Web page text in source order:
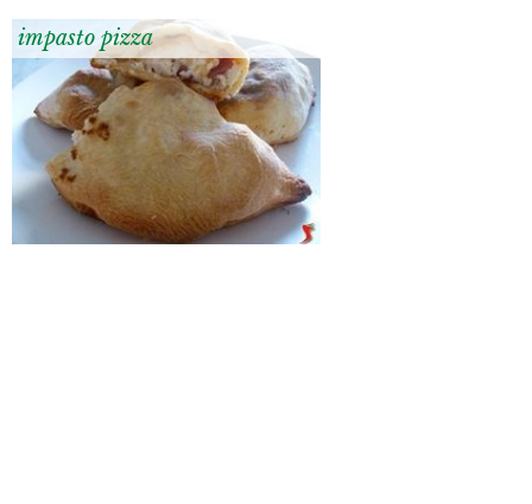
impasto pizza